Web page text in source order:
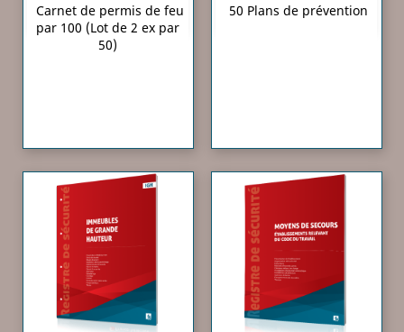
Carnet de permis de feu
par 100 (Lot de 2 ex par
50)
50 Plans de prévention